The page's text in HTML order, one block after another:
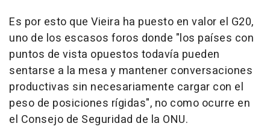
Es por esto que Vieira ha puesto en valor el G20,
uno de los escasos foros donde "los países con
puntos de vista opuestos todavía pueden
sentarse a la mesa y mantener conversaciones
productivas sin necesariamente cargar con el
peso de posiciones rígidas", no como ocurre en
el Consejo de Seguridad de la ONU.